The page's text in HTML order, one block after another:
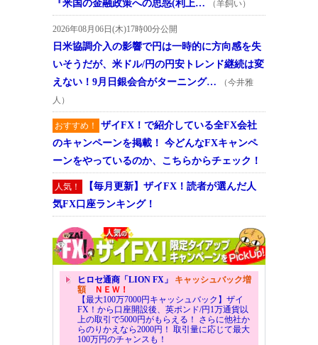
『米国の金融政策への思惑(利上… （羊飼い）
2026年08月06日(木)17時00分公開
日米協調介入の影響で円は一時的に方向感を失
いそうだが、米ドル/円の円安トレンド継続は変
えない！9月日銀会合がターニング…
（今井雅
人）
おすすめ！
ザイFX！で紹介している全FX会社
のキャンペーンを掲載！ 今どんなFXキャンペ
ーンをやっているのか、こちらからチェック！
人気！
【毎月更新】ザイFX！読者が選んだ人
気FX口座ランキング！
ヒロセ通商「LION FX」 キャッシュバック増
額ＮＥＷ！
【最大100万7000円キャッシュバック】ザイ
FX！から口座開設後、英ポンド/円1万通貨以
上の取引で5000円がもらえる！ さらに他社か
らのりかえなら2000円！ 取引量に応じて最大
100万円のチャンスも！